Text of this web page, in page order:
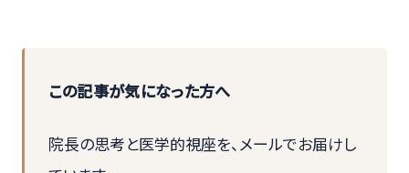
この記事が気になった方へ
院長の思考と医学的視座を、メールでお届けし